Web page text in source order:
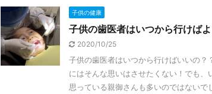
子供の健康
子供の歯医者はいつから行けば
2020/10/25
子供の歯医者はいつから行けばいいの
にはそんな思いはさせたくない！でも
思っている親御さんも多いのではないで